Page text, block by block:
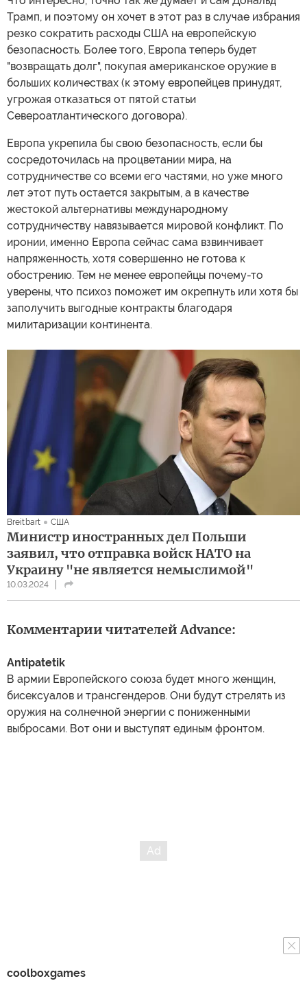
Трамп, и поэтому он хочет в этот раз в случае избрания
резко сократить расходы США на европейскую
безопасность. Более того, Европа теперь будет
"возвращать долг", покупая американское оружие в
больших количествах (к этому европейцев принудят,
угрожая отказаться от пятой статьи
Североатлантического договора).
Европа укрепила бы свою безопасность, если бы
сосредоточилась на процветании мира, на
сотрудничестве со всеми его частями, но уже много
лет этот путь остается закрытым, а в качестве
жестокой альтернативы международному
сотрудничеству навязывается мировой конфликт. По
иронии, именно Европа сейчас сама взвинчивает
напряженность, хотя совершенно не готова к
обострению. Тем не менее европейцы почему-то
уверены, что психоз поможет им окрепнуть или хотя бы
заполучить выгодные контракты благодаря
милитаризации континента.
Breitbart США
Министр иностранных дел Польши
заявил, что отправка войск НАТО на
Украину "не является немыслимой"
10.03.2024
Комментарии читателей Advance:
Antipatetik
В армии Европейского союза будет много женщин,
бисексуалов и трансгендеров. Они будут стрелять из
оружия на солнечной энергии с пониженными
выбросами. Вот они и выступят единым фронтом.
coolboxgames